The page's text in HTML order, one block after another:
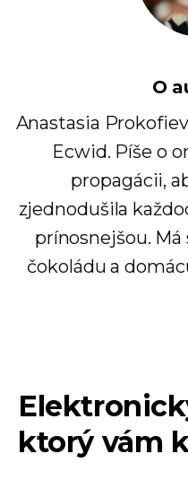
O
Anastasia
Ecwid. Píše o
propagácii,
zjednodušila
prínosnejšou. Má
čokoládu a
ktorý vám